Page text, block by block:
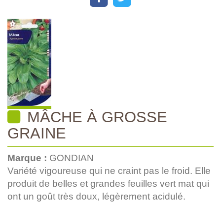
MÂCHE À GROSSE
GRAINE
Marque : GONDIAN
Variété vigoureuse qui ne craint pas le froid. Elle
produit de belles et grandes feuilles vert mat qui
ont un goût très doux, légèrement acidulé.